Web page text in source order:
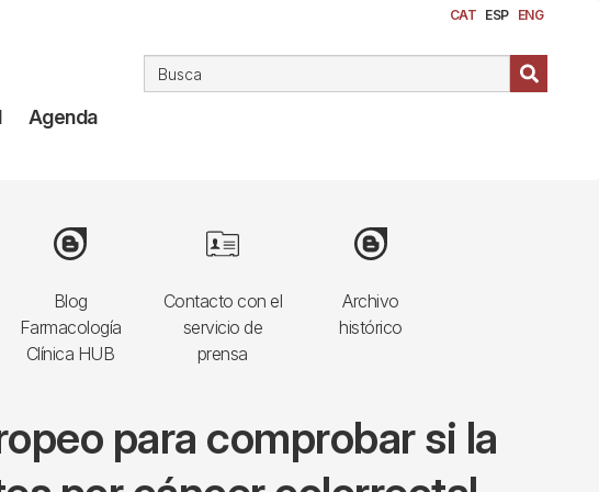
CAT ESP ENG
Agenda
Blog
Farmacología
Clínica HUB
Image
Contacto con el
servicio de
prensa
Image
Archivo
histórico
Image
para comprobar si la